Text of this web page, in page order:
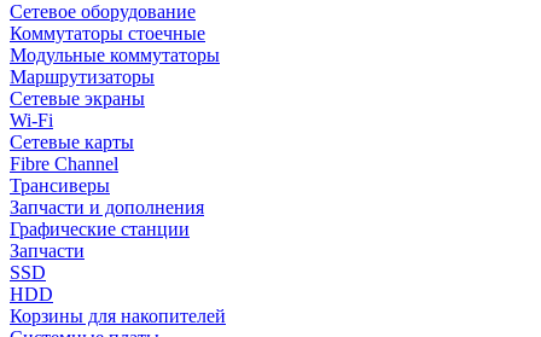
Сетевое оборудование
Коммутаторы стоечные
Модульные коммутаторы
Маршрутизаторы
Сетевые экраны
Wi-Fi
Сетевые карты
Fibre Channel
Трансиверы
Запчасти и дополнения
Графические станции
Запчасти
SSD
HDD
Корзины для накопителей